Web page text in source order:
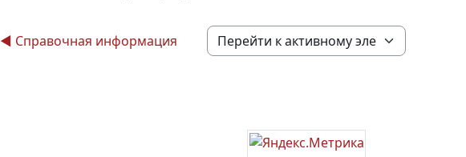
◀︎ Справочная информация Перейти к активному элементу